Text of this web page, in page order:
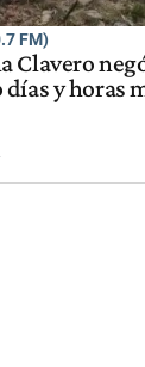
FM)
Clavero
y horas